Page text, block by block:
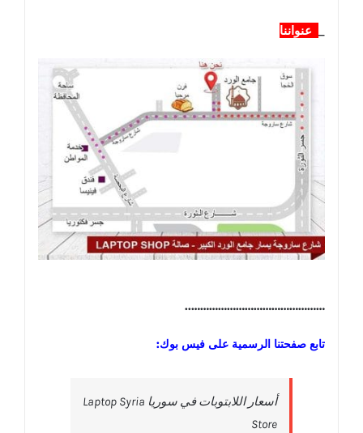
عنواننا
………………………………………..
تابع صفحتنا الرسمية على فيس بوك:
‎أسعار اللابتوبات في سوريا Laptop Syria
Store‎